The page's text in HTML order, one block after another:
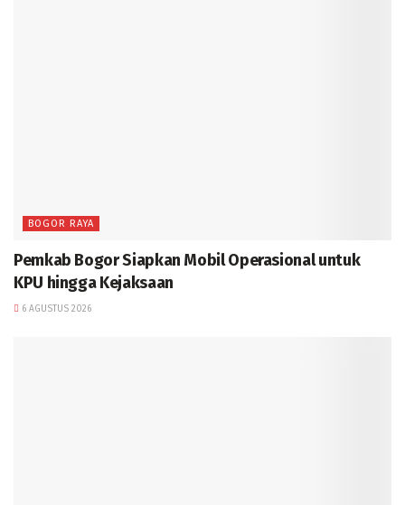
BOGOR RAYA
Pemkab Bogor Siapkan Mobil Operasional untuk
KPU hingga Kejaksaan
6 AGUSTUS 2026